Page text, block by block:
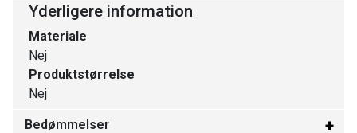
Yderligere information
Materiale
Nej
Produktstørrelse
Nej
Bedømmelser